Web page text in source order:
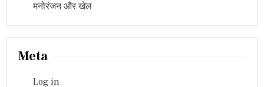
मनोरंजन और खेल
Meta
Log in